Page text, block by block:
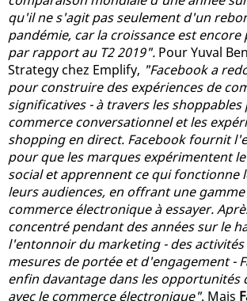
qu'il ne s'agit pas seulement d'un
pandémie, car la croissance est
par rapport au T2 2019". Pour Yuval
Strategy chez Emplify, "Facebook a
pour construire des expériences de
significatives - à travers les shoppables
commerce conversationnel et les
shopping en direct. Facebook fournit
pour que les marques expérimentent
social et apprennent ce qui fonctionne
leurs audiences, en offrant une
commerce électronique à essayer.
concentré pendant des années sur le
l'entonnoir du marketing - des activités
mesures de portée et d'engagement -
enfin davantage dans les opportunités
avec le commerce électronique". Mais